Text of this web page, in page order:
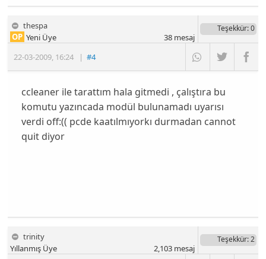
thespa
22-03-2009, 16:24 |#4
OP Yeni Üye
Teşekkür: 0
38mesaj
ccleaner ile tarattım hala gitmedi , çalıştıra bu
komutu yazıncada modül bulunamadı uyarısı
verdi off:(( pcde kaatılmıyorkı durmadan cannot
quit diyor
trinity
Yıllanmış Üye
Teşekkür: 2
2,103mesaj